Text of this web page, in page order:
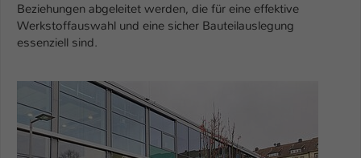
Show larger version for:
Beziehungen abgeleitet werden, die für eine effektive
Werkstoffauswahl und eine sicher Bauteilauslegung
essenziell sind.
gewährt.
Anbieter TYPO3
Laufzeit 1 Tag